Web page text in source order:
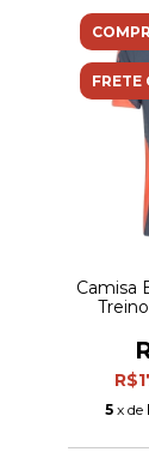
FRETE
Camisa
com
5 x de